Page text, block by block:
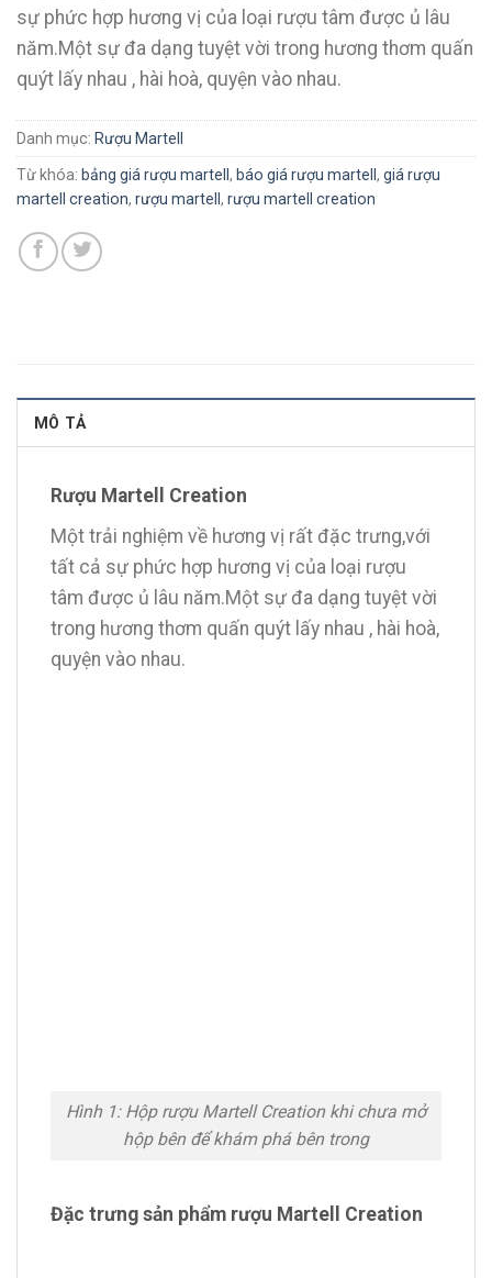
sự phức hợp hương vị của loại rượu tâm được ủ lâu
năm.Một sự đa dạng tuyệt vời trong hương thơm quấn
quýt lấy nhau , hài hoà, quyện vào nhau.
Danh mục: Rượu Martell
Từ khóa: bảng giá rượu martell, báo giá rượu martell, giá rượu
martell creation, rượu martell, rượu martell creation
MÔ TẢ
Rượu Martell Creation
Một trải nghiệm về hương vị rất đặc trưng,với
tất cả sự phức hợp hương vị của loại rượu
tâm được ủ lâu năm.Một sự đa dạng tuyệt vời
trong hương thơm quấn quýt lấy nhau , hài hoà,
quyện vào nhau.
Hình 1: Hộp rượu Martell Creation khi chưa mở
hộp bên để khám phá bên trong
Đặc trưng sản phẩm rượu Martell Creation